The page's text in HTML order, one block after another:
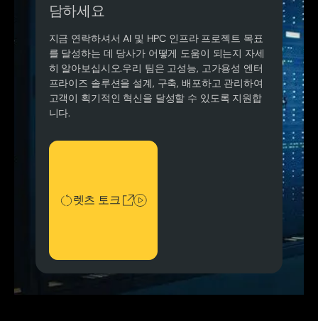
담하세요
지금 연락하셔서 AI 및 HPC 인프라 프로젝트 목표
를 달성하는 데 당사가 어떻게 도움이 되는지 자세
히 알아보십시오.우리 팀은 고성능, 고가용성 엔터
프라이즈 솔루션을 설계, 구축, 배포하고 관리하여
고객이 획기적인 혁신을 달성할 수 있도록 지원합
니다.
렛츠 토크
렛츠 토크